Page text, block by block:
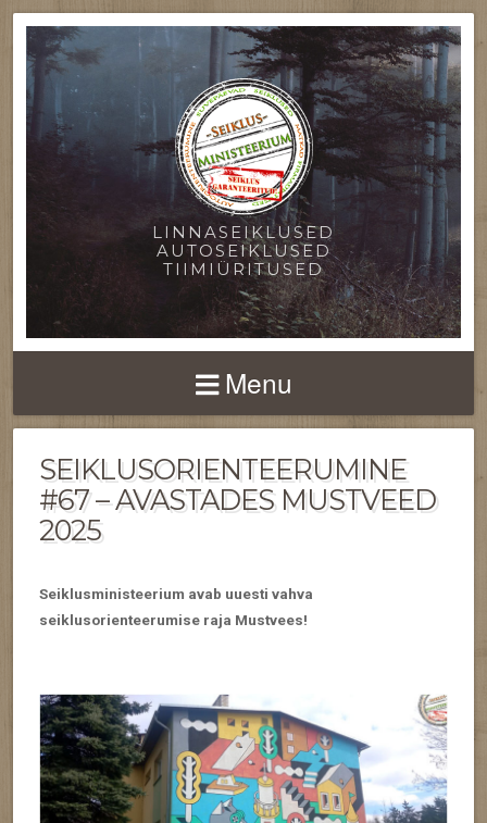
LINNASEIKLUSED
AUTOSEIKLUSED
TIIMIÜRITUSED
Menu
SEIKLUSORIENTEERUMINE
#67 – AVASTADES MUSTVEED
2025
Seiklusministeerium avab uuesti vahva
seiklusorienteerumise raja Mustvees!